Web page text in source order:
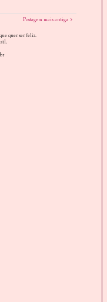
Postagem mais antiga
quer ser feliz.